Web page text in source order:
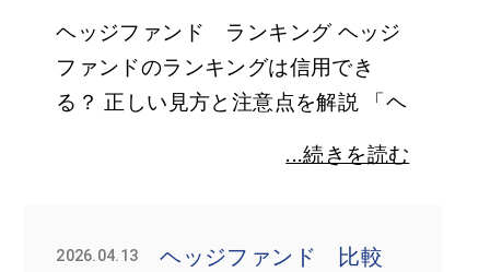
ヘッジファンド ランキング ヘッジ
ファンドのランキングは信用でき
る？ 正しい見方と注意点を解説 「ヘ
...続きを読む
2026.04.13 ヘッジファンド 比較